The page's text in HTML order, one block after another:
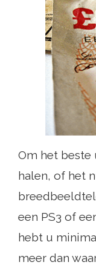
Om het beste
halen, of het
een PS3 of
hebt u
meer dan